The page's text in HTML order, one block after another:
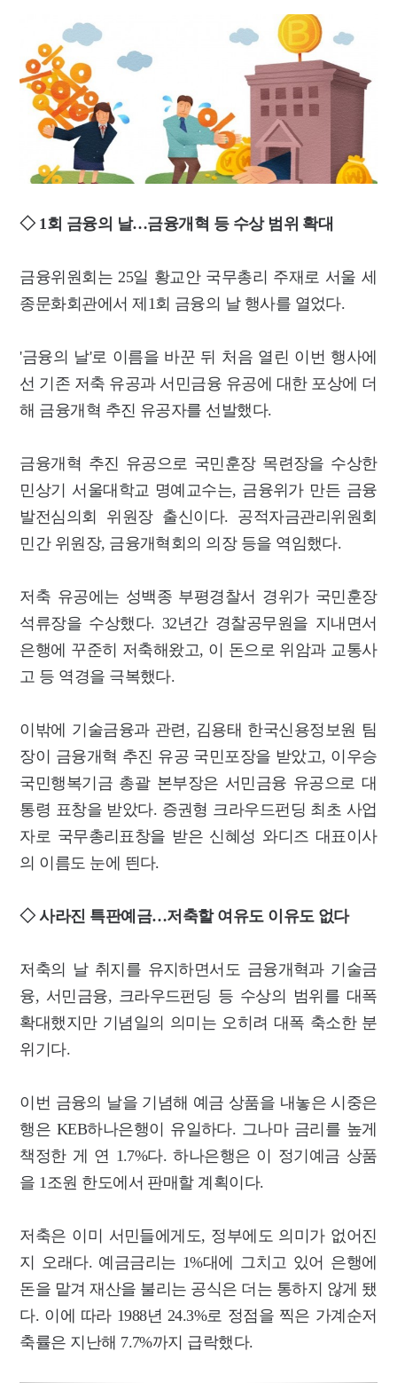
◇ 1회 금융의 날…금융개혁 등 수상 범위 확대
금융위원회는 25일 황교안 국무총리 주재로 서울 세
종문화회관에서 제1회 금융의 날 행사를 열었다.
'금융의 날'로 이름을 바꾼 뒤 처음 열린 이번 행사에
선 기존 저축 유공과 서민금융 유공에 대한 포상에 더
해 금융개혁 추진 유공자를 선발했다.
금융개혁 추진 유공으로 국민훈장 목련장을 수상한
민상기 서울대학교 명예교수는, 금융위가 만든 금융
발전심의회 위원장 출신이다. 공적자금관리위원회
민간 위원장, 금융개혁회의 의장 등을 역임했다.
저축 유공에는 성백종 부평경찰서 경위가 국민훈장
석류장을 수상했다. 32년간 경찰공무원을 지내면서
은행에 꾸준히 저축해왔고, 이 돈으로 위암과 교통사
고 등 역경을 극복했다.
이밖에 기술금융과 관련, 김용태 한국신용정보원 팀
장이 금융개혁 추진 유공 국민포장을 받았고, 이우승
국민행복기금 총괄 본부장은 서민금융 유공으로 대
통령 표창을 받았다. 증권형 크라우드펀딩 최초 사업
자로 국무총리표창을 받은 신혜성 와디즈 대표이사
의 이름도 눈에 띈다.
◇ 사라진 특판예금…저축할 여유도 이유도 없다
저축의 날 취지를 유지하면서도 금융개혁과 기술금
융, 서민금융, 크라우드펀딩 등 수상의 범위를 대폭
확대했지만 기념일의 의미는 오히려 대폭 축소한 분
위기다.
이번 금융의 날을 기념해 예금 상품을 내놓은 시중은
행은 KEB하나은행이 유일하다. 그나마 금리를 높게
책정한 게 연 1.7%다. 하나은행은 이 정기예금 상품
을 1조원 한도에서 판매할 계획이다.
저축은 이미 서민들에게도, 정부에도 의미가 없어진
지 오래다. 예금금리는 1%대에 그치고 있어 은행에
돈을 맡겨 재산을 불리는 공식은 더는 통하지 않게 됐
다. 이에 따라 1988년 24.3%로 정점을 찍은 가계순저
축률은 지난해 7.7%까지 급락했다.